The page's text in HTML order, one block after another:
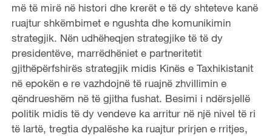
më të mirë në histori dhe krerët e të dy shteteve kanë
ruajtur shkëmbimet e ngushta dhe komunikimin
strategjik. Nën udhëheqjen strategjike të të dy
presidentëve, marrëdhëniet e partneritetit
gjithëpërfshirës strategjik midis Kinës e Taxhikistanit
në epokën e re vazhdojnë të ruajnë zhvillimin e
qëndrueshëm në të gjitha fushat. Besimi i ndërsjellë
politik midis të dy vendeve ka arritur në një nivel të ri
të lartë, tregtia dypalëshe ka ruajtur prirjen e rritjes,